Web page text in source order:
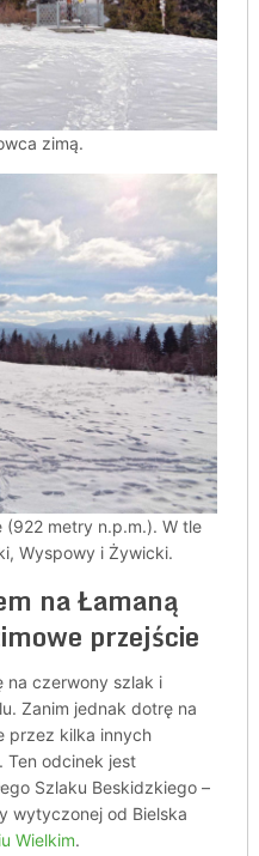
zimą.
metry n.p.m.). W tle
Wyspowy i Żywicki.
na Łamaną
przejście
na czerwony szlak i
Zanim jednak dotrę na
przez kilka innych
Ten odcinek jest
Szlaku Beskidzkiego –
wytyczonej od Bielska
Wielkim.